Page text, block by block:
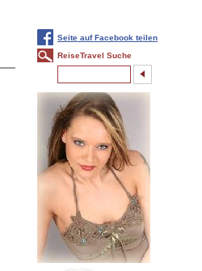
Seite auf Facebook teilen
ReiseTravel Suche